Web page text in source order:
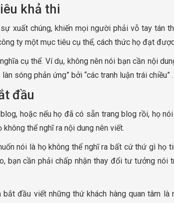
khả thi
xuất chúng, khiến mọi người phải vỗ tay tán
ty một mục tiêu cụ thể, cách thức họ đạt
cụ thể. Ví dụ, không nên nói bạn cần nội
sóng phản ứng” bởi “các tranh luận trái chiều” .
đầu
hoặc nếu họ đã có sẵn trang blog rồi, họ
thể nghĩ ra nội dung nên viết.
nói là họ không thể nghĩ ra bất cứ thứ gì họ
bạn cần phải chấp nhận thay đổi tư tưởng
đầu viết những thứ khách hàng quan tâm